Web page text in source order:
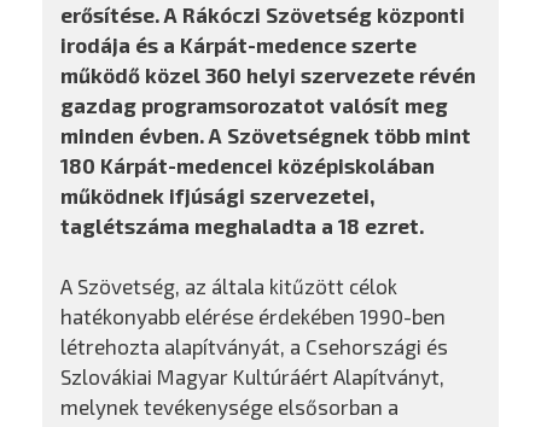
erősítése. A Rákóczi Szövetség központi
irodája és a Kárpát-medence szerte
működő közel 360 helyi szervezete révén
gazdag programsorozatot valósít meg
minden évben. A Szövetségnek több mint
180 Kárpát-medencei középiskolában
működnek ifjúsági szervezetei,
taglétszáma meghaladta a 18 ezret.
A Szövetség, az általa kitűzött célok
hatékonyabb elérése érdekében 1990-ben
létrehozta alapítványát, a Csehországi és
Szlovákiai Magyar Kultúráért Alapítványt,
melynek tevékenysége elsősorban a